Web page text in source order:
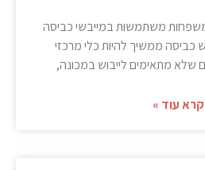
משפחות משתמשות במייבשי כביסה
כביסה ממשיך להיות כלי מרכזי
שלא מתאימים לייבוש במכונה,
קרא עוד »